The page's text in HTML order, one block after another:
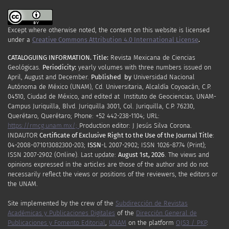
Except where otherwise noted, the content on this website is licensed
under a Creative Commons Attribution 4.0 International License.
CATALOGUING INFORMATION. Title: Revista Mexicana de Ciencias
Geológicas. Periodicity: yearly volumes with three numbers issued on
April, Augustand December. Published by Universidad Nacional
Autónoma de México (UNAM), Cd. Universitaria, Alcaldía Coyoacán, C.P.
04510, Ciudad de México, and edited at Instituto de Geociencias, UNAM-
Campus Juriquilla, Blvd. Juriquilla 3001, Col. Juriquilla, C.P. 76230,
Querétaro, Querétaro; Phone: +52 442-238-1104; URL:
https://rmcg.unam.mx/; Production editor: J Jesús Silva Corona.
INDAUTOR Certificate of Exclusive Right to the Use of the Journal Title:
04-2008-071013082300-203; ISSN-L 2007-2902; ISSN 1026-8774 (Print);
ISSN 2007-2902 (Online). Last update: August 1st, 2026. The views and
opinions expressed in the articles are those of the author and do not
necessarily reflect the views or positions of the reviewers, the editors or
the UNAM.
Site implemented by the crew of the Subdirección de Revistas
Académicas y Publicaciones Digitales of the Dirección General de
Publicaciones y Fomento Editorial, UNAM on the platform OJS3 / PKP.